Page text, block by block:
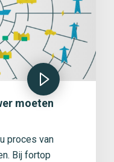
moeten
proces van
Bij fortop